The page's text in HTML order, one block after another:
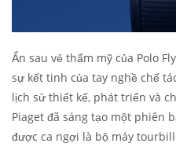
Ẩn sau vẻ thẩm mỹ của Polo
sự kết tinh của tay nghề chế
lịch sử thiết kế, phát triển và
Piaget đã sáng tạo một phiên
được ca ngợi là bộ máy